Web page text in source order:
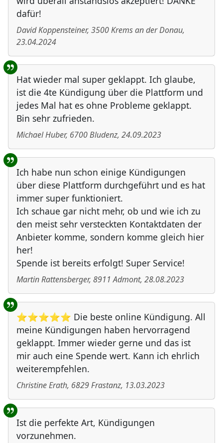
dafür!
David Koppensteiner, 3500Krems an der Donau,
23.04.2024
Hat wieder mal super geklappt. Ich glaube,
ist die 4te Kündigung über die Plattform und
jedes Mal hat es ohne Probleme geklappt.
Bin sehr zufrieden.
Michael Huber, 6700Bludenz, 24.09.2023
Ich habe nun schon einige Kündigungen
über diese Plattform durchgeführt und es hat
immer super funktioniert.
Ich schaue gar nicht mehr, ob und wie ich zu
den meist sehr versteckten Kontaktdaten der
Anbieter komme, sondern komme gleich hier
her!
Spende ist bereits erfolgt! Super Service!
Martin Rattensberger, 8911 Admont, 28.08.2023
⭐⭐⭐⭐⭐ Die beste online Kündigung. All
meine Kündigungen haben hervorragend
geklappt. Immer wieder gerne und das ist
mir auch eine Spende wert. Kann ich ehrlich
weiterempfehlen.
Christine Erath, 6829Frastanz, 13.03.2023
Ist die perfekte Art, Kündigungen
vorzunehmen.